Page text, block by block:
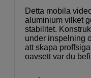
Detta mobila
aluminium vilket
stabilitet.
under inspelning
att skapa
oavsett var du